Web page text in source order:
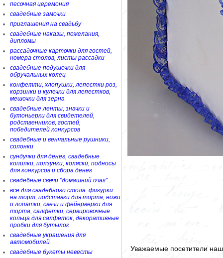
песочная церемония
свадебные замочки
приглашения на свадьбу
свадебные наказы, пожелания,
дипломы
рассадочные карточки для гостей,
номера столов, листы рассадки
свадебные подушечки для
обручальных колец
конфетти, хлопушки, лепестки роз,
корзинки и кулечки для лепестков,
мешочки для зерна
свадебные ленты, значки и
бутоньерки для свидетелей,
родственников, гостей,
победителей конкурсов
свадебные и венчальные рушники,
солонки
сундучки для денег, свадебные
копилки, ползунки, коляски, подносы
для конкурсов и сбора денег
свадебные свечи "домашний очаг"
все для свадебного стола: фигурки
на торт, подставки для торта, ножи
и лопатки, свечи и фейерверки для
торта, салфетки, сервировочные
кольца для салфеток, декоративные
пробки для бутылок
свадебные украшения для
автомобилей
свадебные букеты невесты
Уважаемые посетители